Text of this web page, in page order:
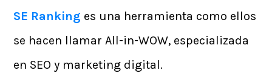
SE Ranking es una herramienta como ellos
se hacen llamar All-in-WOW, especializada
en SEO y marketing digital.